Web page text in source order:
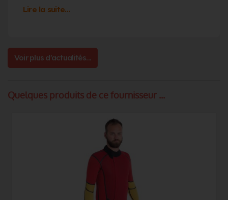
Lire la suite…
Voir plus d'actualités...
Quelques produits de ce fournisseur ...